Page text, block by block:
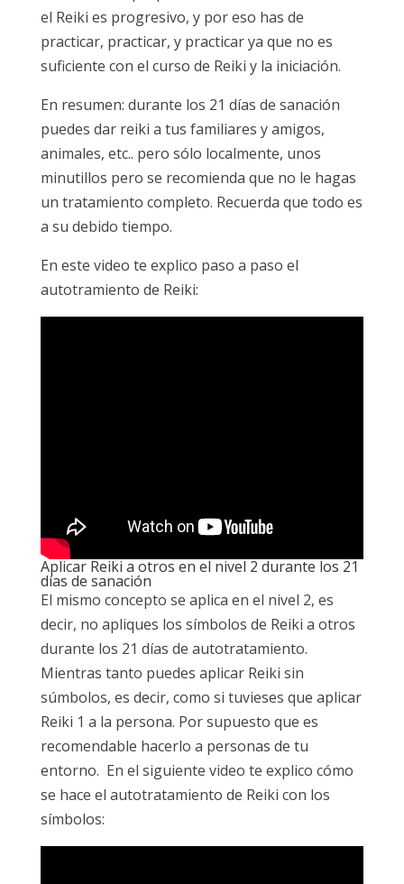
el Reiki es progresivo, y por eso has de
practicar, practicar, y practicar ya que no es
suficiente con el curso de Reiki y la iniciación.
En resumen: durante los 21 días de sanación
puedes dar reiki a tus familiares y amigos,
animales, etc.. pero sólo localmente, unos
minutillos pero se recomienda que no le hagas
un tratamiento completo. Recuerda que todo es
a su debido tiempo.
En este video te explico paso a paso el
autotramiento de Reiki:
Aplicar Reiki a otros en el nivel 2 durante los 21
días de sanación
El mismo concepto se aplica en el nivel 2, es
decir, no apliques los símbolos de Reiki a otros
durante los 21 días de autotratamiento.
Mientras tanto puedes aplicar Reiki sin
súmbolos, es decir, como si tuvieses que aplicar
Reiki 1 a la persona. Por supuesto que es
recomendable hacerlo a personas de tu
entorno. En el siguiente video te explico cómo
se hace el autotratamiento de Reiki con los
símbolos: